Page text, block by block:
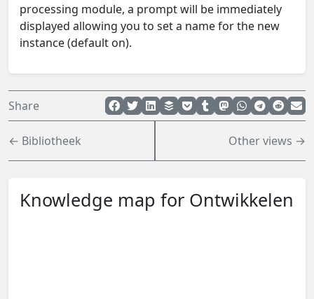
processing module, a prompt will be immediately
displayed allowing you to set a name for the new
instance (default on).
Share
← Bibliotheek Other views →
Knowledge map for Ontwikkelen